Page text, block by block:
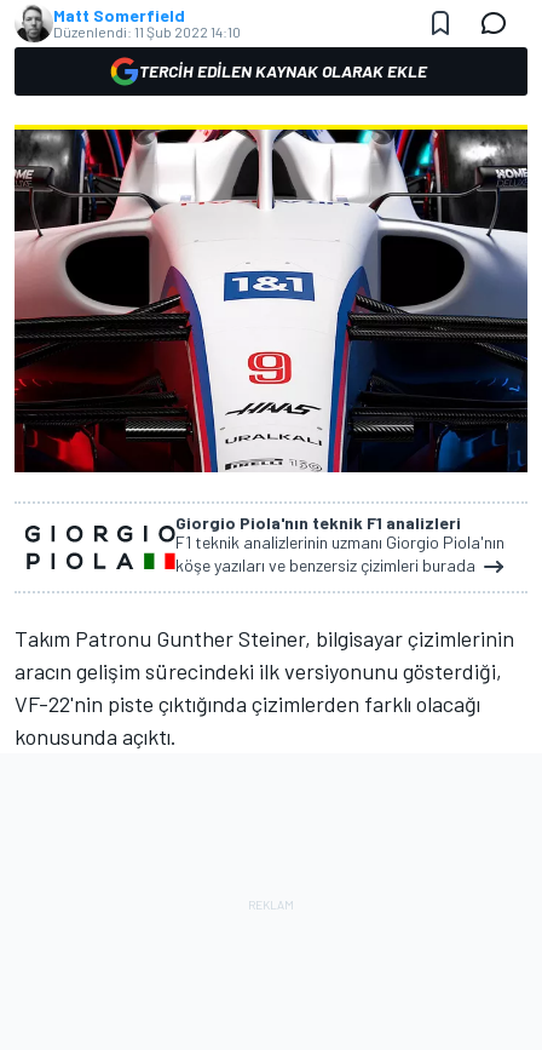
Matt Somerfield
Düzenlendi: 11 Şub 2022 14:10
TERCIH EDILEN KAYNAK OLARAK EKLE
Giorgio Piola'nın teknik F1 analizleri
F1 teknik analizlerinin uzmanı Giorgio Piola'nın
köşe yazıları ve benzersiz çizimleri burada
Takım Patronu Gunther Steiner, bilgisayar çizimlerinin
aracın gelişim sürecindeki ilk versiyonunu gösterdiği,
VF-22'nin piste çıktığında çizimlerden farklı olacağı
konusunda açıktı.